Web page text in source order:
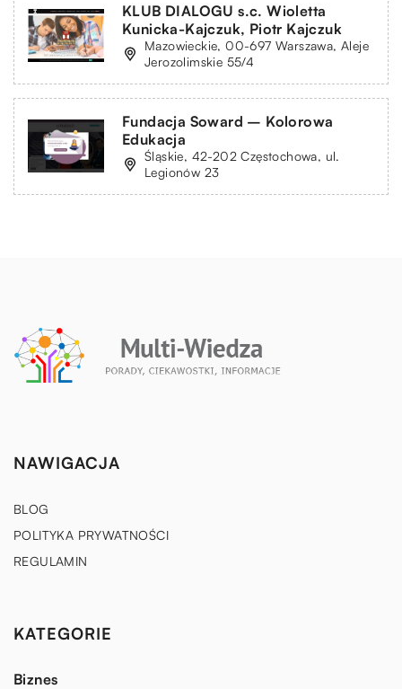
KLUB DIALOGU s.c. Wioletta
Kunicka-Kajczuk, Piotr Kajczuk
Mazowieckie, 00-697 Warszawa, Aleje
Jerozolimskie 55/4
Fundacja Soward – Kolorowa
Edukacja
Śląskie, 42-202 Częstochowa, ul.
Legionów 23
NAWIGACJA
BLOG
POLITYKA PRYWATNOŚCI
REGULAMIN
KATEGORIE
Biznes